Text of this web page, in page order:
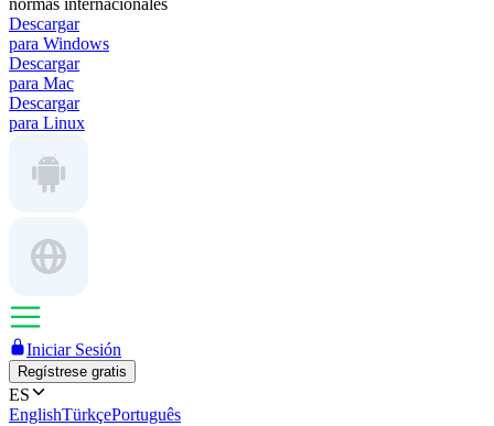
normas internacionales
Descargar
para Windows
Descargar
para Mac
Descargar
para Linux
Iniciar Sesión
Regístrese gratis
ES
EnglishTürkçePortuguês